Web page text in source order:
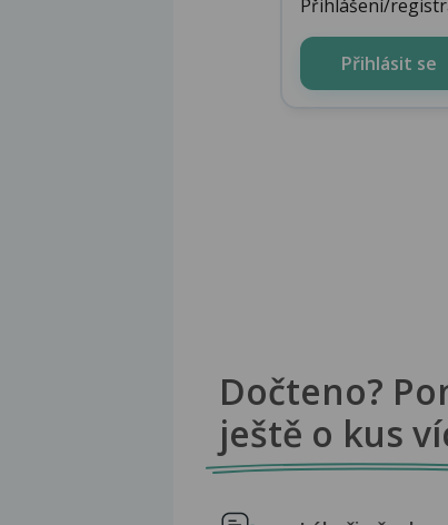
Přihlášení/
Přihlásit se
Dočteno?
ještě o kus